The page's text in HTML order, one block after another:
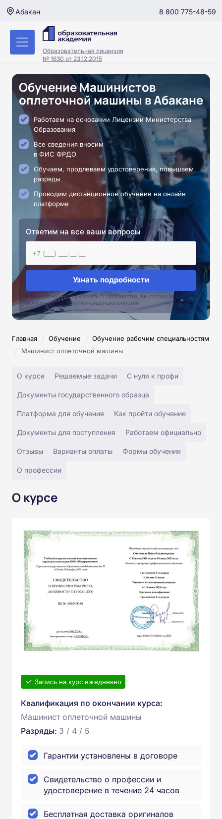
Абакан 8 800 775-48-59
Образовательная лицензия
№ 1630 от 23.12.2015
Обучение Машинистов
оплеточной машины в Абакане
Работаем на основании Лицензии Министерства
Образования
Все сведения вносим
в ФИС ФРДО
Обучаем, продлеваем удостоверения, повышаем
разряды
Проводим дистанционное обучение на онлайн
платформе
Ответим на все ваши вопросы
Узнать подробности
Нажимая на кнопку «Узнать подробности», вы соглашаетесь с
условиями политики конфиденциальностии
Главная / Обучение / Обучение рабочим специальностям
/ Машинист оплеточной машины
О курсе Решаемые задачи С нуля к профи
Документы государственного образца
Платформа для обучения Как пройти обучение
Документы для поступления Работаем официально
Отзывы Варианты оплаты Формы обучения
О профессии
О курсе
Запись на курс ежедневно
Квалификация по окончании курса:
Машинист оплеточной машины
Разряды: 3 / 4 / 5
Гарантии установлены в договоре
Свидетельство о профессии и
удостоверение в течение 24 часов
Бесплатная доставка оригиналов